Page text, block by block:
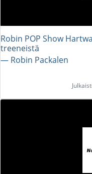
Robin POP Show
treeneistä
― Robin Packalen